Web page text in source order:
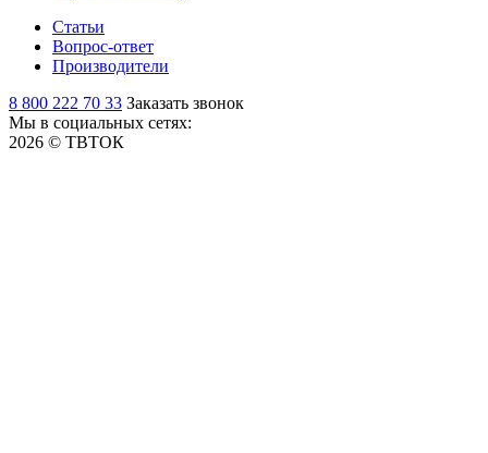
Статьи
Вопрос-ответ
Производители
8 800 222 70 33 Заказать звонок
Мы в социальных сетях:
2026 © ТВТОК